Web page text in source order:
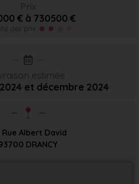
Prix
€ à 730500 €
des prix
estimée
et décembre 2024
Rue Albert David
DRANCY